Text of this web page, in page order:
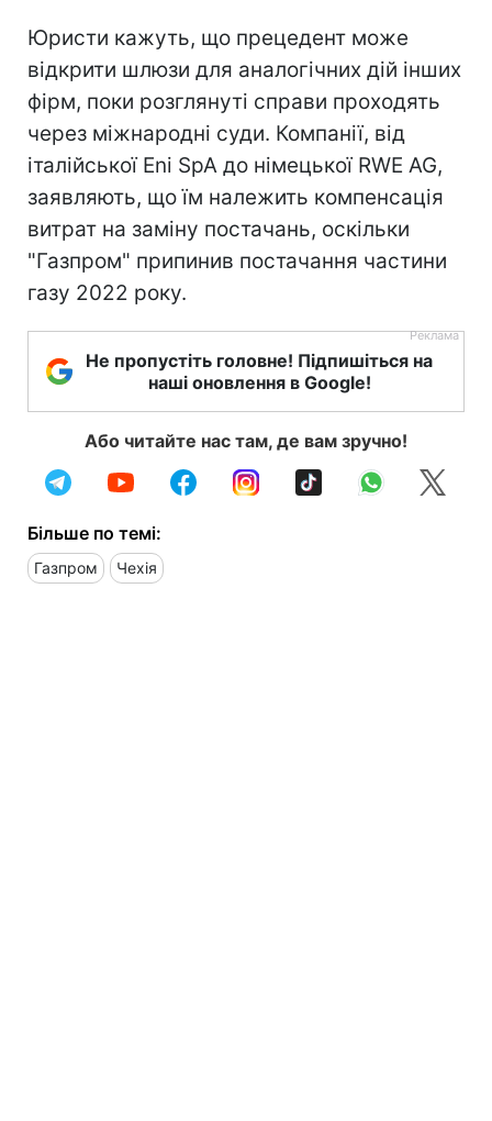
Юристи кажуть, що прецедент може
відкрити шлюзи для аналогічних дій інших
фірм, поки розглянуті справи проходять
через міжнародні суди. Компанії, від
італійської Eni SpA до німецької RWE AG,
заявляють, що їм належить компенсація
витрат на заміну постачань, оскільки
"Газпром" припинив постачання частини
газу 2022 року.
Не пропустіть головне! Підпишіться на
наші оновлення в Google!
Або читайте нас там, де вам зручно!
Більше по темі:
Газпром Чехія